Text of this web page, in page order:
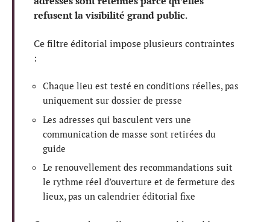
refusent la visibilité grand public.
Ce filtre éditorial impose plusieurs contraintes
:
Chaque lieu est testé en conditions réelles, pas
uniquement sur dossier de presse
Les adresses qui basculent vers une
communication de masse sont retirées du
guide
Le renouvellement des recommandations suit
le rythme réel d’ouverture et de fermeture des
lieux, pas un calendrier éditorial fixe